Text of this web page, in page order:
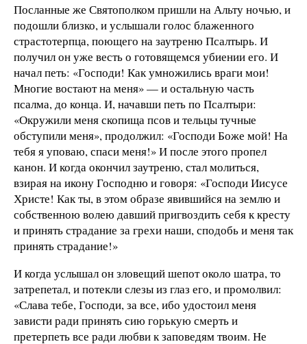
Посланные же Святополком пришли на Альту ночью, и
подошли близко, и услышали голос блаженного
страстотерпца, поющего на заутреню Псалтырь. И
получил он уже весть о готовящемся убиении его. И
начал петь: «Господи! Как умножились враги мои!
Многие востают на меня» — и остальную часть
псалма, до конца. И, начавши петь по Псалтыри:
«Окружили меня скопища псов и тельцы тучные
обступили меня», продолжил: «Господи Боже мой! На
тебя я уповаю, спаси меня!» И после этого пропел
канон. И когда окончил заутреню, стал молиться,
взирая на икону Господню и говоря: «Господи Иисусе
Христе! Как ты, в этом образе явившийся на землю и
собственною волею давший пригвоздить себя к кресту
и принять страдание за грехи наши, сподобь и меня так
принять страдание!»
И когда услышал он зловещий шепот около шатра, то
затрепетал, и потекли слезы из глаз его, и промолвил:
«Слава тебе, Господи, за все, ибо удостоил меня
зависти ради принять сию горькую смерть и
претерпеть все ради любви к заповедям твоим. Не